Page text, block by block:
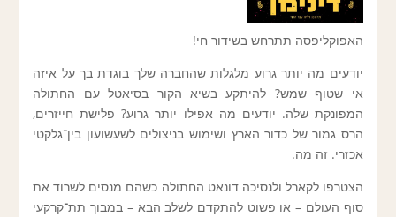
האפוקליפסה תתרחש בשידור חי!
יודעים מה יותר גרוע מלגלות שהחברה שלך בוגדת בך על איזה
אי שטוף שמש? להיתקע בשיא הקור בסיאטל עם החתולה
המפונקת שלה. יודעים מה אפילו יותר גרוע? פלישת חייזרים,
הרס גמור של כדור הארץ ושימוש בניצולים לשעשועון בין־גלקטי
אכזרי. זה מה.
הצטרפו לקארל ולנסיכה דונאט החתולה כשהם מנסים לשרוד את
סוף העולם – או פשוט להתקדם לשלב הבא – במבוך תת־קרקעי